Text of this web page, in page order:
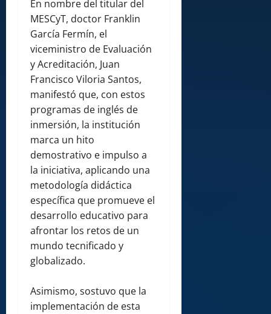
En nombre del titular del
MESCyT, doctor Franklin
García Fermín, el
viceministro de Evaluación
y Acreditación, Juan
Francisco Viloria Santos,
manifestó que, con estos
programas de inglés de
inmersión, la institución
marca un hito
demostrativo e impulso a
la iniciativa, aplicando una
metodología didáctica
específica que promueve el
desarrollo educativo para
afrontar los retos de un
mundo tecnificado y
globalizado.
Asimismo, sostuvo que la
implementación de esta